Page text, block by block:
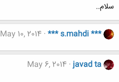
سلام..
*** s.mahdi ***
May 10, 2014
javad ta
May 6, 2014